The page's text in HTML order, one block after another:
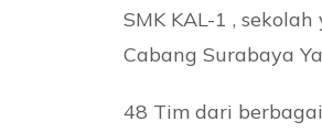
SMK KAL-1 ,
Cabang Surabaya
48 Tim dari